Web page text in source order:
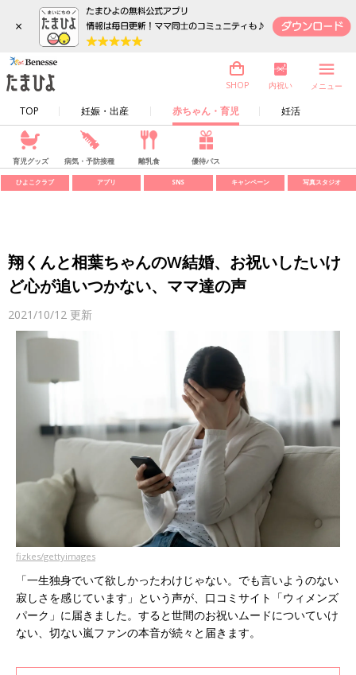
×
TOP 妊娠・出産 赤ちゃん・育児 妊活
SHOP 内祝い メニュー
育児グッズ 病気・予防接種 離乳食 優待パス
ひよこクラブ アプリ SNS キャンペーン 写真スタジオ
翔くんと相葉ちゃんのW結婚、お祝いしたいけ
ど心が追いつかない、ママ達の声
2021/10/12 更新
fizkes/gettyimages
「一生独身でいて欲しかったわけじゃない。でも言いようのない
寂しさを感じています」という声が、口コミサイト「ウィメンズ
パーク」に届きました。すると世間のお祝いムードについていけ
ない、切ない嵐ファンの本音が続々と届きます。